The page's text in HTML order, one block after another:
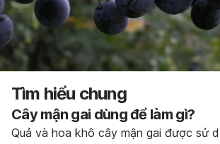
Tìm hiểu chung
Cây mận gai dùng để làm gì?
Quả và hoa khô cây mận gai được sử